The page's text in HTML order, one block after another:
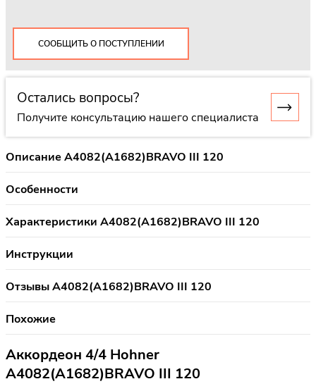
СООБЩИТЬ О ПОСТУПЛЕНИИ
Остались вопросы?
Получите консультацию нашего специалиста
Описание A4082(A1682)BRAVO III 120
Особенности
Характеристики A4082(A1682)BRAVO III 120
Инструкции
Отзывы A4082(A1682)BRAVO III 120
Похожие
Аккордеон 4/4 Hohner
A4082(A1682)BRAVO III 120